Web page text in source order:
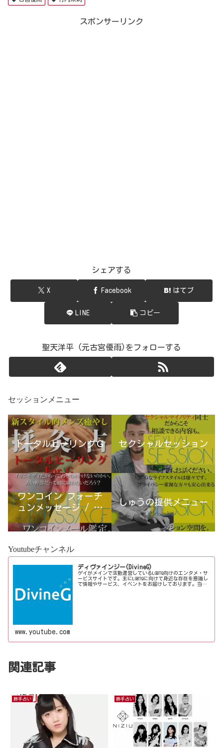
スポンサーリンク
シェアする
X Facebook はてブ
LINE コピー
聖天洋平 (元古宮優雨)をフォローする
セッションメニュー
トータルヒーリングＧ セクシャルセッション
ワンコイン フォーチ
ュンメッセージ / 古
宮優雨
しゅうの提供メニュー
Youtubeチャンネル
ディヴァインジー(DivineG)
ゲイがメインで活動運営しているLGBTQ向けのエンタメ・サ
ービスサイトです。主にLGBTQに向けて身近な存在を意識し
て情報やサービス、イベントをお届けしております。当事
www.youtube.com
関連記事
勝手占い 勝手占い